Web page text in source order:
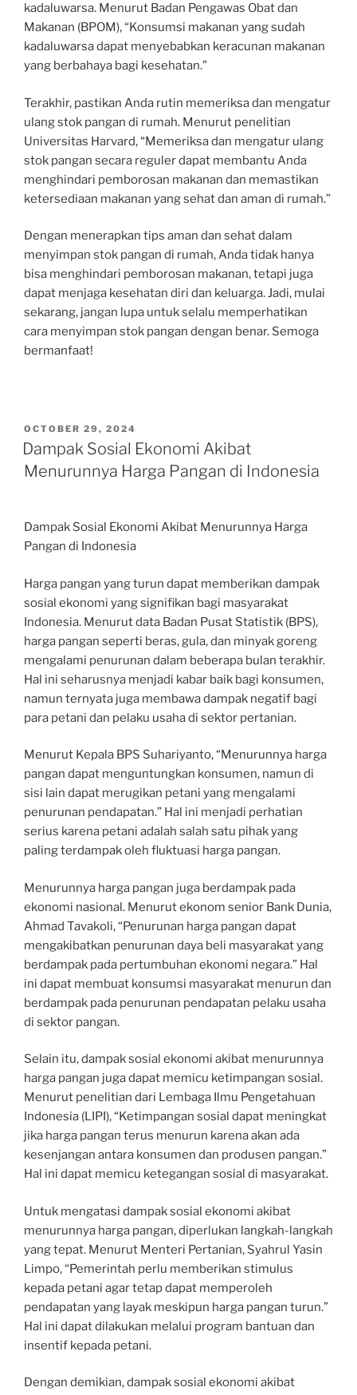
kadaluwarsa. Menurut Badan Pengawas Obat dan
Makanan (BPOM), “Konsumsi makanan yang sudah
kadaluwarsa dapat menyebabkan keracunan makanan
yang berbahaya bagi kesehatan.”
Terakhir, pastikan Anda rutin memeriksa dan mengatur
ulang stok pangan di rumah. Menurut penelitian
Universitas Harvard, “Memeriksa dan mengatur ulang
stok pangan secara reguler dapat membantu Anda
menghindari pemborosan makanan dan memastikan
ketersediaan makanan yang sehat dan aman di rumah.”
Dengan menerapkan tips aman dan sehat dalam
menyimpan stok pangan di rumah, Anda tidak hanya
bisa menghindari pemborosan makanan, tetapi juga
dapat menjaga kesehatan diri dan keluarga. Jadi, mulai
sekarang, jangan lupa untuk selalu memperhatikan
cara menyimpan stok pangan dengan benar. Semoga
bermanfaat!
POSTED
ON
OCTOBER 29, 2024
Dampak Sosial Ekonomi Akibat
Menurunnya Harga Pangan di Indonesia
Dampak Sosial Ekonomi Akibat Menurunnya Harga
Pangan di Indonesia
Harga pangan yang turun dapat memberikan dampak
sosial ekonomi yang signifikan bagi masyarakat
Indonesia. Menurut data Badan Pusat Statistik (BPS),
harga pangan seperti beras, gula, dan minyak goreng
mengalami penurunan dalam beberapa bulan terakhir.
Hal ini seharusnya menjadi kabar baik bagi konsumen,
namun ternyata juga membawa dampak negatif bagi
para petani dan pelaku usaha di sektor pertanian.
Menurut Kepala BPS Suhariyanto, “Menurunnya harga
pangan dapat menguntungkan konsumen, namun di
sisi lain dapat merugikan petani yang mengalami
penurunan pendapatan.” Hal ini menjadi perhatian
serius karena petani adalah salah satu pihak yang
paling terdampak oleh fluktuasi harga pangan.
Menurunnya harga pangan juga berdampak pada
ekonomi nasional. Menurut ekonom senior Bank Dunia,
Ahmad Tavakoli, “Penurunan harga pangan dapat
mengakibatkan penurunan daya beli masyarakat yang
berdampak pada pertumbuhan ekonomi negara.” Hal
ini dapat membuat konsumsi masyarakat menurun dan
berdampak pada penurunan pendapatan pelaku usaha
di sektor pangan.
Selain itu, dampak sosial ekonomi akibat menurunnya
harga pangan juga dapat memicu ketimpangan sosial.
Menurut penelitian dari Lembaga Ilmu Pengetahuan
Indonesia (LIPI), “Ketimpangan sosial dapat meningkat
jika harga pangan terus menurun karena akan ada
kesenjangan antara konsumen dan produsen pangan.”
Hal ini dapat memicu ketegangan sosial di masyarakat.
Untuk mengatasi dampak sosial ekonomi akibat
menurunnya harga pangan, diperlukan langkah-langkah
yang tepat. Menurut Menteri Pertanian, Syahrul Yasin
Limpo, “Pemerintah perlu memberikan stimulus
kepada petani agar tetap dapat memperoleh
pendapatan yang layak meskipun harga pangan turun.”
Hal ini dapat dilakukan melalui program bantuan dan
insentif kepada petani.
Dengan demikian, dampak sosial ekonomi akibat